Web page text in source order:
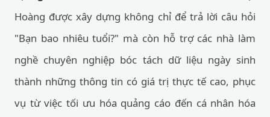
Hoàng được xây dựng không chỉ để trả lời câu hỏi
"Bạn bao nhiêu tuổi?" mà còn hỗ trợ các nhà làm
nghề chuyên nghiệp bóc tách dữ liệu ngày sinh
thành những thông tin có giá trị thực tế cao, phục
vụ từ việc tối ưu hóa quảng cáo đến cá nhân hóa